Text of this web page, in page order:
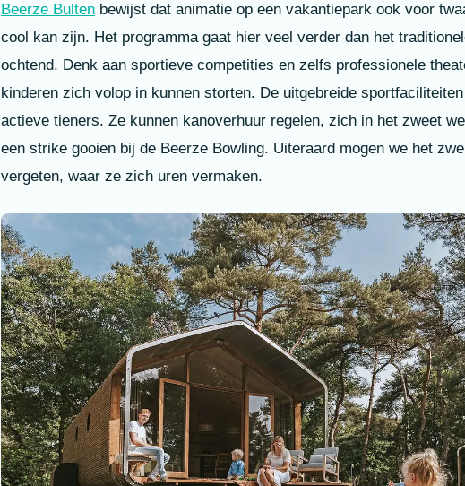
Beerze Bulten bewijst dat animatie op een vakantiepark ook voor
cool kan zijn. Het programma gaat hier veel verder dan het
ochtend. Denk aan sportieve competities en zelfs professionele
kinderen zich volop in kunnen storten. De uitgebreide
actieve tieners. Ze kunnen kanoverhuur regelen, zich in het zweet
een strike gooien bij de Beerze Bowling. Uiteraard mogen we het
vergeten, waar ze zich uren vermaken.